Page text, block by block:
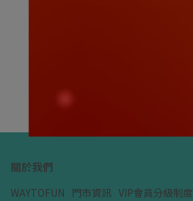
關於我們
WAYTOFUN 門市資訊 VIP會員分級制度